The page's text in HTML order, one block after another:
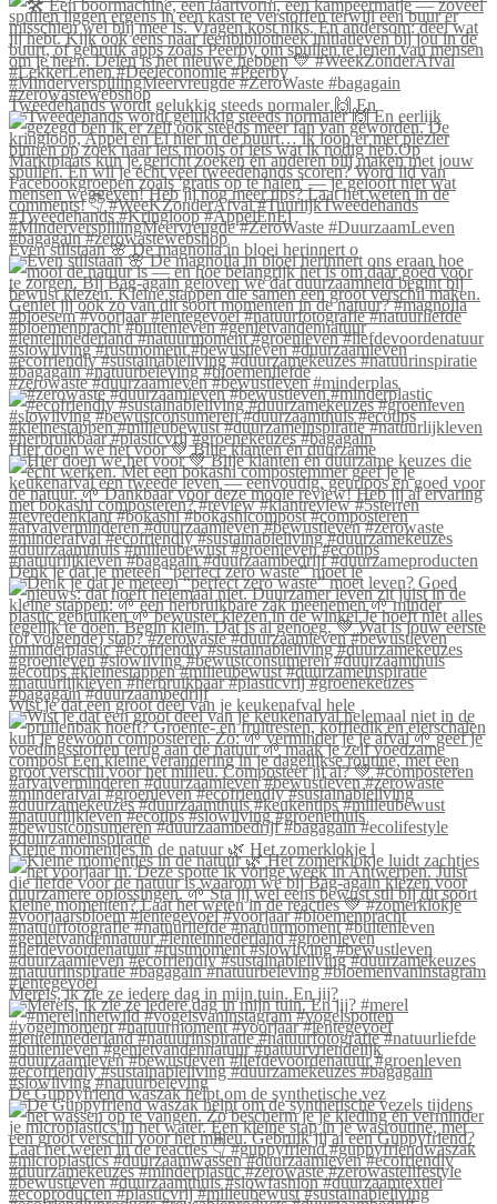
Tweedehands wordt gelukkig steeds normaler 🙌 En
Even stilstaan 🌸 De magnolia in bloei herinnert o
#zerowaste #duurzaamleven #bewustleven #minderplas
Hier doen we het voor 💚 Blije klanten én duurzame
Denk je dat je meteen “perfect zero waste” moet le
Wist je dat een groot deel van je keukenafval hele
Kleine momentjes in de natuur 🌿 Het zomerklokje l
Merels, ik zie ze iedere dag in mijn tuin. En jij?
De Guppyfriend waszak helpt om de synthetische vez